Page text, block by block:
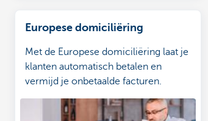
Europese domiciliëring
Met de Europese domiciliëring laat je
klanten automatisch betalen en
vermijd je onbetaalde facturen.